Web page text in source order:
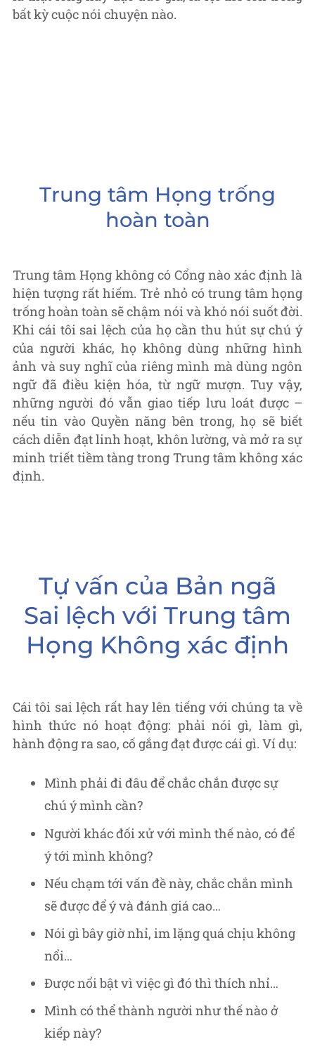
bất kỳ cuộc nói chuyện nào.
Trung tâm Họng trống
hoàn toàn
Trung tâm Họng không có Cổng nào xác định là
hiện tượng rất hiếm. Trẻ nhỏ có trung tâm họng
trống hoàn toàn sẽ chậm nói và khó nói suốt đời.
Khi cái tôi sai lệch của họ cần thu hút sự chú ý
của người khác, họ không dùng những hình
ảnh và suy nghĩ của riêng mình mà dùng ngôn
ngữ đã điều kiện hóa, từ ngữ mượn. Tuy vậy,
những người đó vẫn giao tiếp lưu loát được –
nếu tin vào Quyền năng bên trong, họ sẽ biết
cách diễn đạt linh hoạt, khôn lường, và mở ra sự
minh triết tiềm tàng trong Trung tâm không xác
định.
Tự vấn của Bản ngã
Sai lệch với Trung tâm
Họng Không xác định
Cái tôi sai lệch rất hay lên tiếng với chúng ta về
hình thức nó hoạt động: phải nói gì, làm gì,
hành động ra sao, cố gắng đạt được cái gì. Ví dụ:
Mình phải đi đâu để chắc chắn được sự
chú ý mình cần?
Người khác đối xử với mình thế nào, có để
ý tới mình không?
Nếu chạm tới vấn đề này, chắc chắn mình
sẽ được để ý và đánh giá cao…
Nói gì bây giờ nhỉ, im lặng quá chịu không
nổi…
Được nổi bật vì việc gì đó thì thích nhỉ…
Mình có thể thành người như thế nào ở
kiếp này?